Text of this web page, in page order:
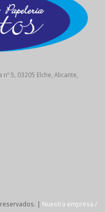
5, 03205 Elche, Alicante,
| Nuestra empresa /